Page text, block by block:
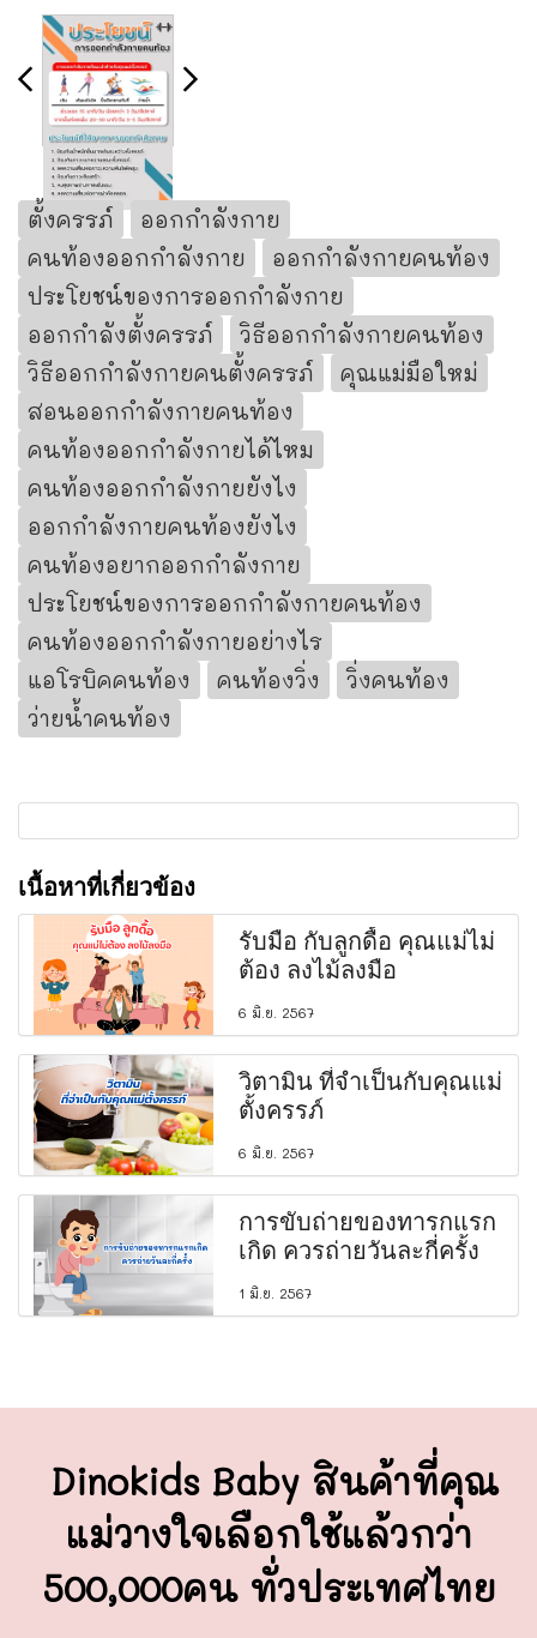
ตั้งครรภ์
ออกกำลังกาย
คนท้องออกกำลังกาย
ออกกำลังกายคนท้อง
ประโยชน์ของการออกกำลังกาย
ออกกำลังตั้งครรภ์
วิธีออกกำลังกายคนท้อง
วิธีออกกำลังกายคนตั้งครรภ์
คุณแม่มือใหม่
สอนออกกำลังกายคนท้อง
คนท้องออกกำลังกายได้ไหม
คนท้องออกกำลังกายยังไง
ออกกำลังกายคนท้องยังไง
คนท้องอยากออกกำลังกาย
ประโยชน์ของการออกกำลังกายคนท้อง
คนท้องออกกำลังกายอย่างไร
แอโรบิคคนท้อง
คนท้องวิ่ง
วิ่งคนท้อง
ว่ายน้ำคนท้อง
เนื้อหาที่เกี่ยวข้อง
รับมือ กับลูกดื้อ คุณแม่ไม่
ต้อง ลงไม้ลงมือ
6 มิ.ย. 2567
วิตามิน ที่จำเป็นกับคุณแม่
ตั้งครรภ์
6 มิ.ย. 2567
การขับถ่ายของทารกแรก
เกิด ควรถ่ายวันละกี่ครั้ง
1 มิ.ย. 2567
Dinokids Baby สินค้าที่คุณ
แม่วางใจเลือกใช้แล้วกว่า
500,000คน ทั่วประเทศไทย